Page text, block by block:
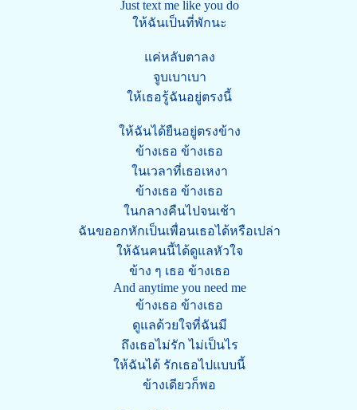
Just text me like you do
ให้ฉันเป็นที่พักนะ
แค่หลับตาลง
จูบเบาเบา
ให้เธอรู้ฉันอยู่ตรงนี้
ให้ฉันได้ยืนอยู่ตรงข้าง
ข้างเธอ ข้างเธอ
ในเวลาที่เธอเหงา
ข้างเธอ ข้างเธอ
ในกลางคืนไปจนเช้า
ฉันขออกหักเป็นเพื่อนเธอได้หรือเปล่า
ให้ฉันคนนี้ได้ดูแลหัวใจ
ข้าง ๆ เธอ ข้างเธอ
And anytime you need me
ข้างเธอ ข้างเธอ
ดูแลด้วยใจที่ฉันมี
ถึงเธอไม่รัก ไม่เป็นไร
ให้ฉันได้ รักเธอไปแบบนี้
ข้างเดียวก็พอ